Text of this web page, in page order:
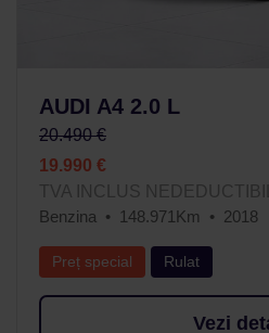
AUDI A4 2.0 L
20.490 €
19.990 €
TVA INCLUS
Benzina
148.971Km 2018
Preț special Rulat
Vezi